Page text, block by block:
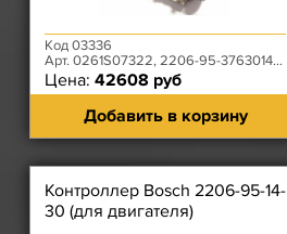
Код 03336
Арт. 0261S07322, 2206-95-3763014-20
Цена: 42608 руб
Добавить в корзину
Контроллер Bosch 2206-95-14-
30 (для двигателя)